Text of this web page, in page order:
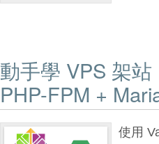
動手學 VPS 架
PHP-FPM +
使用